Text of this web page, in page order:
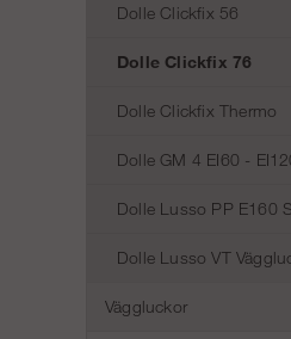
Dolle Clickfix 56
Dolle Clickfix 76
Dolle Clickfix Thermo
Dolle GM 4 EI60 -
Dolle Lusso PP E160
Dolle Lusso VT
Väggluckor